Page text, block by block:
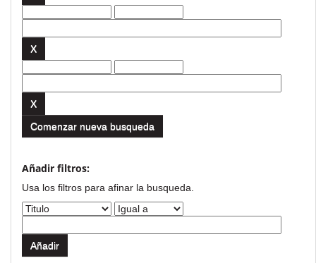
Comenzar nueva busqueda
Añadir filtros:
Usa los filtros para afinar la busqueda.